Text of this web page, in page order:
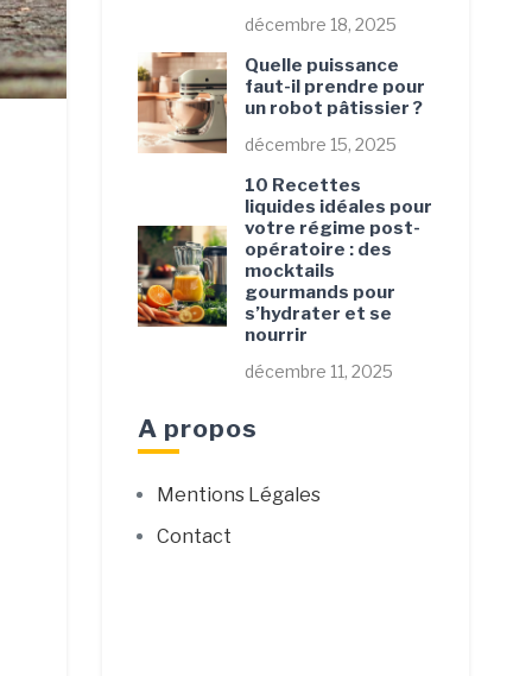
décembre 18, 2025
Quelle puissance
faut-il prendre pour
un robot pâtissier ?
décembre 15, 2025
10 Recettes
liquides idéales pour
votre régime post-
opératoire : des
mocktails
gourmands pour
s’hydrater et se
nourrir
décembre 11, 2025
A propos
Mentions Légales
Contact